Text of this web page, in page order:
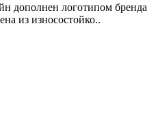
дополнен логотипом бренда
из износостойко..